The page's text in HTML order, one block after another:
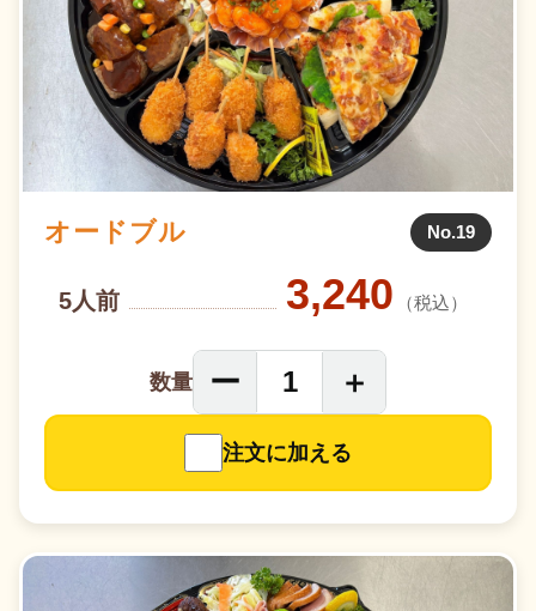
オードブル No.19
5人前 3,240 （税込）
数量 ー 1 ＋
注文に加える